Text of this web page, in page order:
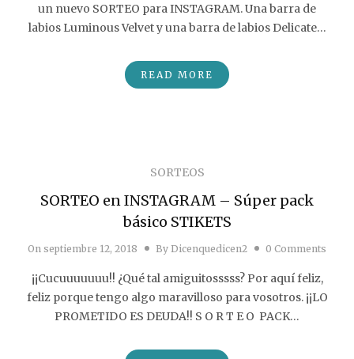
un nuevo SORTEO para INSTAGRAM. Una barra de
labios Luminous Velvet y una barra de labios Delicate…
READ MORE
SORTEOS
SORTEO en INSTAGRAM – Súper pack
básico STIKETS
On septiembre 12, 2018 By Dicenquedicen2 0 Comments
¡¡Cucuuuuuuu!! ¿Qué tal amiguitosssss? Por aquí feliz,
feliz porque tengo algo maravilloso para vosotros. ¡¡LO
PROMETIDO ES DEUDA!! S O R T E O PACK…